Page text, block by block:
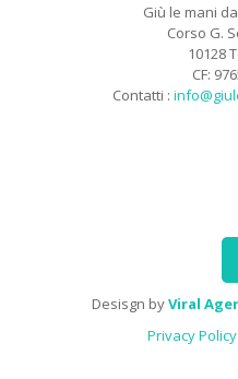
Giù le mani
Corso G.
10128
CF:
Contatti :
Desisgn byViral
Privacy Policy